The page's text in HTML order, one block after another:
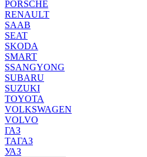
PORSCHE
RENAULT
SAAB
SEAT
SKODA
SMART
SSANGYONG
SUBARU
SUZUKI
TOYOTA
VOLKSWAGEN
VOLVO
ГАЗ
ТАГАЗ
УАЗ